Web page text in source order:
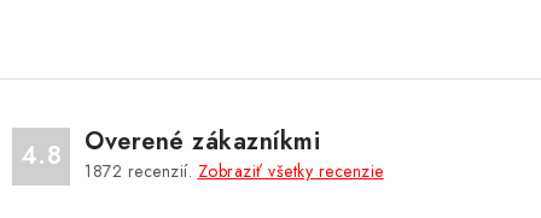
á
d
a
c
4.8 Overené zákazníkmi
1872 recenzií. Zobraziť všetky recenzie